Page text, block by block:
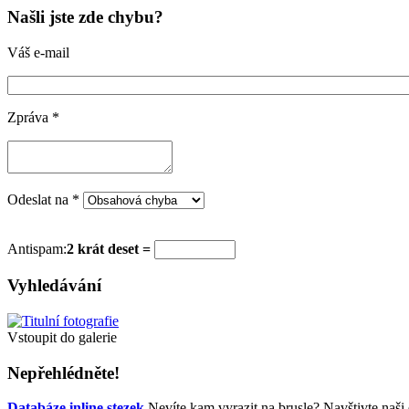
Našli jste zde chybu?
Váš e-mail
Zpráva *
Odeslat na *
Antispam:2 krát deset =
Vyhledávání
Vstoupit do galerie
Nepřehlédněte!